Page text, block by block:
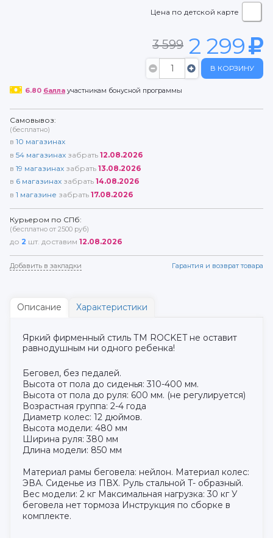
Цена по детской карте
3 599 2 299
В КОРЗИНУ
6.80 баллаучастникам бонусной программы
Самовывоз:
(бесплатно)
в 10 магазинах
в 54 магазинах забрать 12.08.2026
в 19 магазинах забрать 13.08.2026
в 6 магазинах забрать 14.08.2026
в 1 магазине забрать 17.08.2026
Курьером по СПб:
(бесплатно от 2500 руб)
до 2 шт. доставим 12.08.2026
Добавить в закладки Гарантия и возврат товара
Описание Характеристики
Яркий фирменный стиль ТМ ROCKET не оставит
равнодушным ни одного ребенка!
Беговел, без педалей.
Высота от пола до сиденья: 310-400 мм.
Высота от пола до руля: 600 мм. (не регулируется)
Возрастная группа: 2-4 года
Диаметр колес: 12 дюймов.
Высота модели: 480 мм
Ширина руля: 380 мм
Длина модели: 850 мм
Материал рамы беговела: нейлон. Материал колес:
ЭВА. Сиденье из ПВХ. Руль стальной T- образный.
Вес модели: 2 кг Максимальная нагрузка: 30 кг У
беговела нет тормоза Инструкция по сборке в
комплекте.